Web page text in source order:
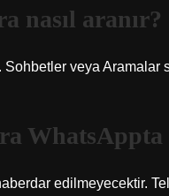
nasıl aranır?
Sohbetler veya
edilmeyecektir.